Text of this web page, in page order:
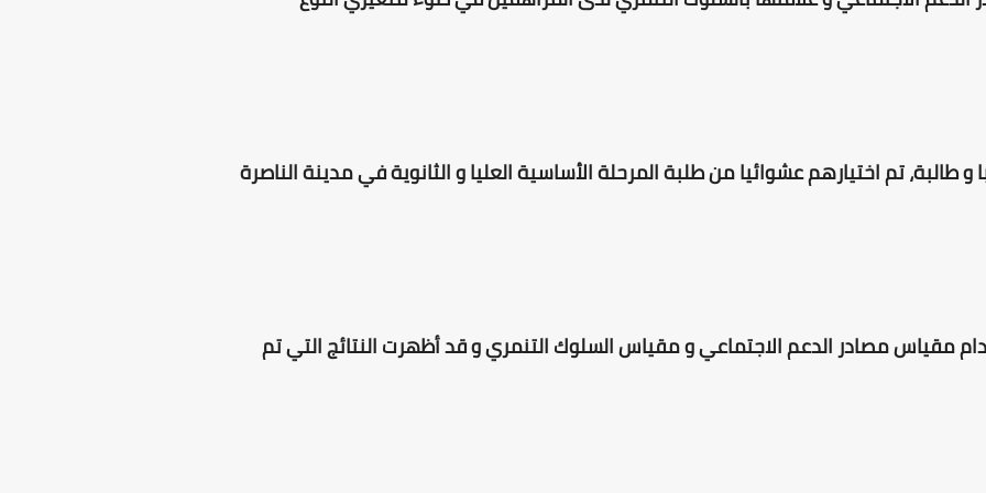
الدراسة من (441) طالبا و طالبة، تم اختيارهم عشوائيا من طلبة المرحلة الأساسية العليا و الثانوية في مدينة الناصرة
مقياس مصادر الدعم الاجتماعي و مقياس السلوك التنمري و قد أظهرت النتائج التي تم